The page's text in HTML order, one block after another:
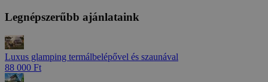
Legnépszerűbb ajánlataink
Luxus glamping termálbelépővel és szaunával
88 000 Ft